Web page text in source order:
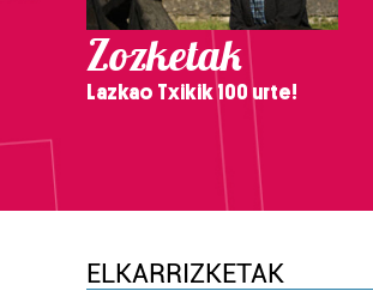
Zozketak
Lazkao Txikik 100 urte!
ELKARRIZKETAK